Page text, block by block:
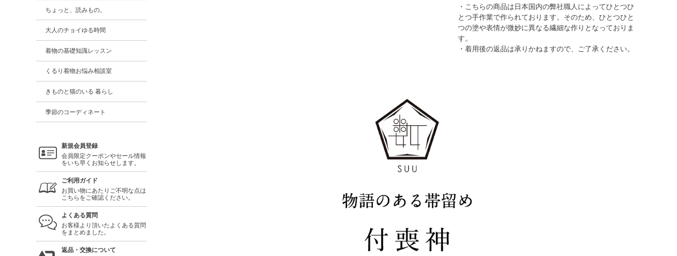
ちょっと、読みもの。
大人のチョイゆる時間
着物の基礎知識レッスン
くるり着物お悩み相談室
きものと猫のいる 暮らし
季節のコーディネート
新規会員登録
会員限定クーポンやセール情報
をいち早くお知らせします。
ご利用ガイド
お買い物にあたりご不明な点は
こちらをご確認ください。
よくある質問
お客様より頂いたよくある質問
をまとめました。
返品・交換について
・こちらの商品は日本国内の弊社職人によってひとつひ
とつ手作業で作られております。そのため、ひとつひと
つの塗や表情が微妙に異なる繊細な作りとなっておりま
す。
・着用後の返品は承りかねますので、ご了承ください。